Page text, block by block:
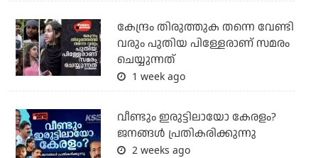
കേന്ദ്രം തിരുത്തുക തന്നെ വേണ്ടി
വരും പുതിയ പിള്ളേരാണ് സമരം
ചെയ്യുന്നത്
1 week ago
വീണ്ടും ഇരുട്ടിലായോ കേരളം?
ജനങ്ങൾ പ്രതികരിക്കുന്നു
2 weeks ago